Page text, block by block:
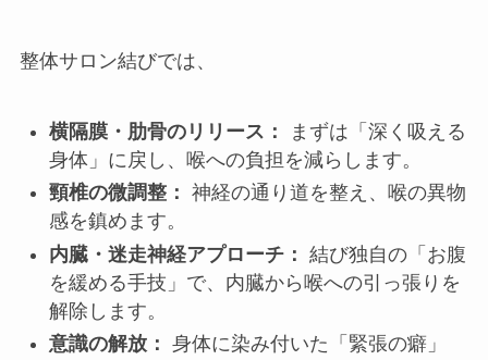
整体サロン結びでは、
横隔膜・肋骨のリリース：
まずは「深く吸える
身体」に戻し、喉への負担を減らします。
頸椎の微調整： 神経の通り道を整え、喉の異物
感を鎮めます。
内臓・迷走神経アプローチ： 結び独自の「お腹
を緩める手技」で、内臓から喉への引っ張りを
解除します。
意識の解放： 身体に染み付いた「緊張の癖」